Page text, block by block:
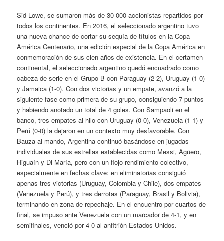
Sid Lowe, se sumaron más de 30 000 accionistas repartidos por
todos los continentes. En 2016, el seleccionado argentino tuvo
una nueva chance de cortar su sequía de títulos en la Copa
América Centenario, una edición especial de la Copa América en
conmemoración de sus cien años de existencia. En el certamen
continental, el seleccionado argentino quedó encuadrado como
cabeza de serie en el Grupo B con Paraguay (2-2), Uruguay (1-0)
y Jamaica (1-0). Con dos victorias y un empate, avanzó a la
siguiente fase como primera de su grupo, consiguiendo 7 puntos
y habiendo anotado un total de 4 goles. Con Sampaoli en el
banco, tres empates al hilo con Uruguay (0-0), Venezuela (1-1) y
Perú (0-0) la dejaron en un contexto muy desfavorable. Con
Bauza al mando, Argentina continuó basándose en jugadas
individuales de sus estrellas establecidas como Messi, Agüero,
Higuaín y Di María, pero con un flojo rendimiento colectivo,
especialmente en fechas clave: en eliminatorias consiguió
apenas tres victorias (Uruguay, Colombia y Chile), dos empates
(Venezuela y Perú), y tres derrotas (Paraguay, Brasil y Bolivia),
terminando en zona de repechaje. En el encuentro por cuartos de
final, se impuso ante Venezuela con un marcador de 4-1, y en
semifinales, venció por 4-0 al anfitrión Estados Unidos.